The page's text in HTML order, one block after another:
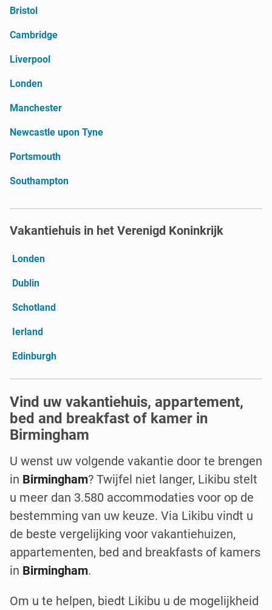
Bristol
Cambridge
Liverpool
Londen
Manchester
Newcastle upon Tyne
Portsmouth
Southampton
Vakantiehuis in het Verenigd Koninkrijk
Londen
Dublin
Schotland
Ierland
Edinburgh
Vind uw vakantiehuis, appartement,
bed and breakfast of kamer in
Birmingham
U wenst uw volgende vakantie door te brengen
in Birmingham? Twijfel niet langer, Likibu stelt
u meer dan 3.580 accommodaties voor op de
bestemming van uw keuze. Via Likibu vindt u
de beste vergelijking voor vakantiehuizen,
appartementen, bed and breakfasts of kamers
in Birmingham.
Om u te helpen, biedt Likibu u de mogelijkheid